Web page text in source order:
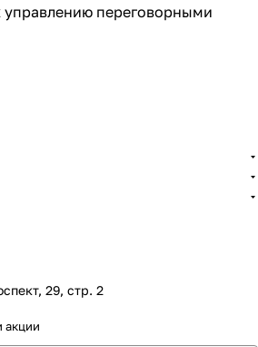
переговорными
29, стр. 2
акции